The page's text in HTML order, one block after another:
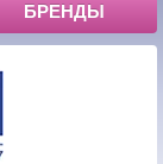
БРЕНДЫ